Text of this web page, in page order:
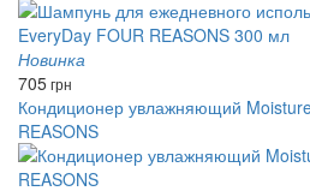
Новинка
705грн
Кондиционер увлажняющий
REASONS